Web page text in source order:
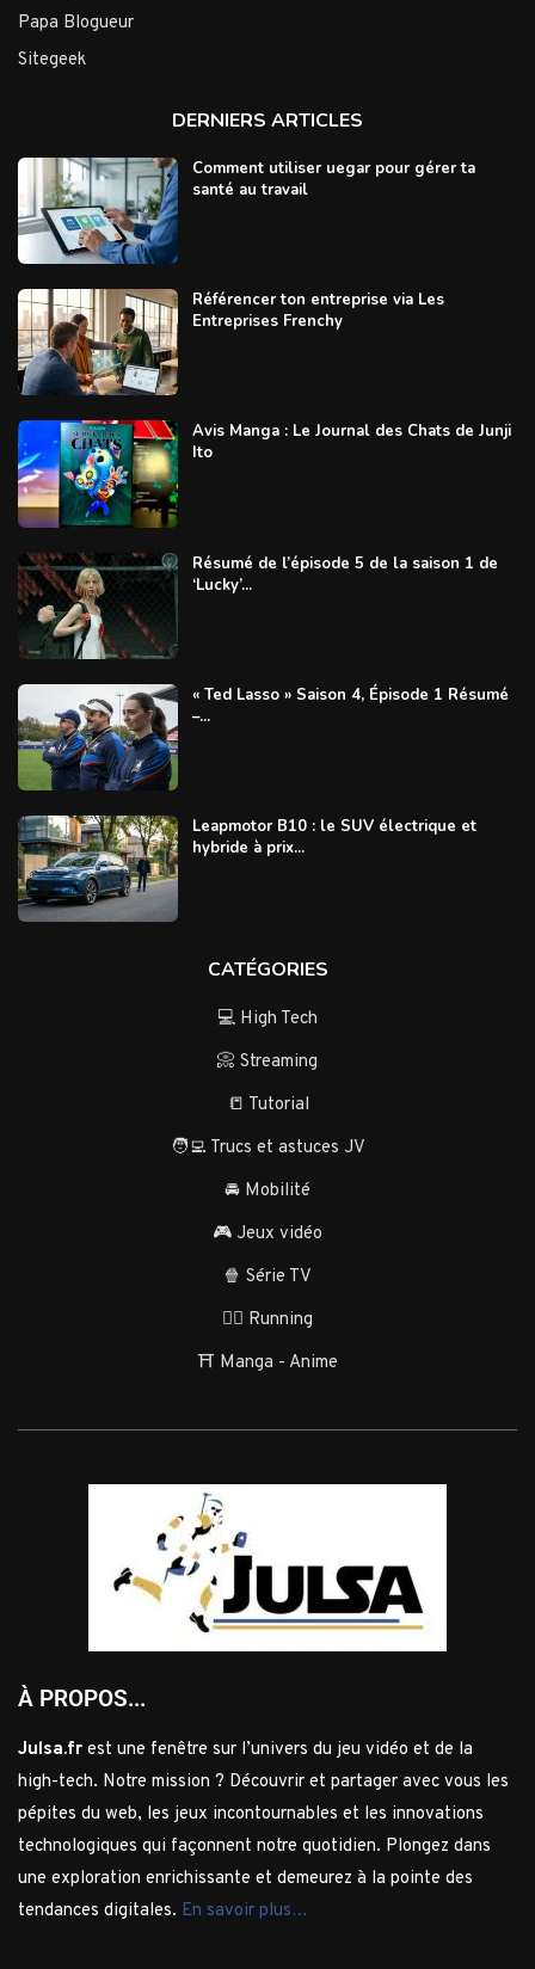
Papa Blogueur
Sitegeek
DERNIERS ARTICLES
Comment utiliser uegar pour gérer ta
santé au travail
Référencer ton entreprise via Les
Entreprises Frenchy
Avis Manga : Le Journal des Chats de Junji
Ito
Résumé de l’épisode 5 de la saison 1 de
‘Lucky’...
« Ted Lasso » Saison 4, Épisode 1 Résumé
–...
Leapmotor B10 : le SUV électrique et
hybride à prix...
CATÉGORIES
💻 High Tech
📀 Streaming
📒 Tutorial
🧑‍💻 Trucs et astuces JV
🚘 Mobilité
🎮 Jeux vidéo
🍿 Série TV
🏃‍♂️ Running
⛩️ Manga - Anime
À PROPOS...
Julsa.fr est une fenêtre sur l’univers du jeu vidéo et de la
high-tech. Notre mission ? Découvrir et partager avec vous les
pépites du web, les jeux incontournables et les innovations
technologiques qui façonnent notre quotidien. Plongez dans
une exploration enrichissante et demeurez à la pointe des
tendances digitales. En savoir plus…